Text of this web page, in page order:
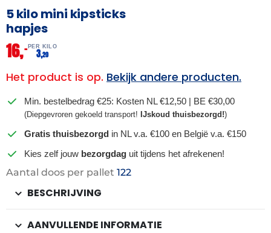
5 kilo mini kipsticks
hapjes
16,– PER KILO
3,20
Het product is op. Bekijk andere producten.
Min. bestelbedrag €25: Kosten NL €12,50 | BE €30,00
(Diepgevroren gekoeld transport! IJskoud thuisbezorgd!)
Gratis thuisbezorgd in NL v.a. €100 en België v.a. €150
Kies zelf jouw bezorgdag uit tijdens het afrekenen!
Aantal doos per pallet 122
BESCHRIJVING
AANVULLENDE INFORMATIE